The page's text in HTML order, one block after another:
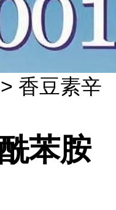
> 香豆素辛
苯胺